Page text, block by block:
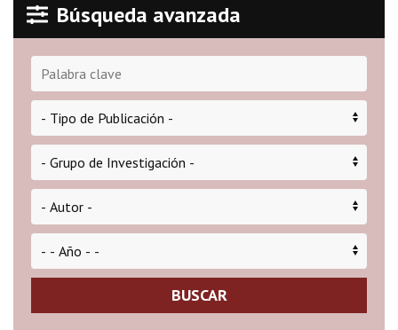
Búsqueda avanzada
BUSCAR